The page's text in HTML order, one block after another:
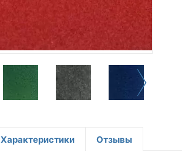
Характеристики Отзывы